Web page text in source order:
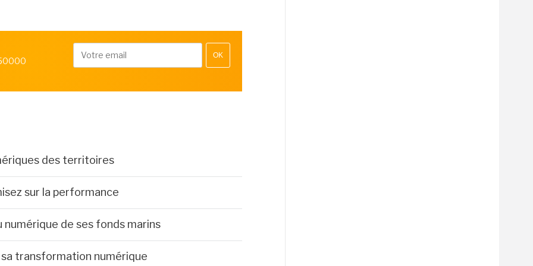
OK
des territoires
sur la performance
de ses fonds marins
transformation numérique